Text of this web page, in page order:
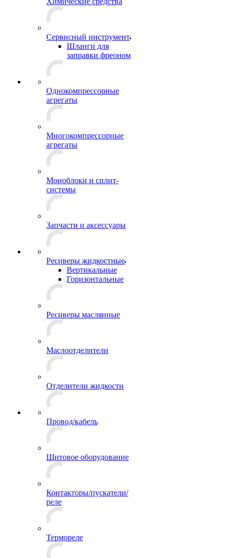
Сервисный инструмент
Шланги для
заправки фреоном
Однокомпрессорные
агрегаты
Многокомпрессорные
агрегаты
Моноблоки и сплит-
системы
Запчасти и аксессуары
Ресиверы жидкостные
Вертикальные
Горизонтальные
Ресиверы маслянные
Маслоотделители
Отделители жидкости
Провод/кабель
Щитовое оборудование
Контакторы/пускатели/
реле
Термореле